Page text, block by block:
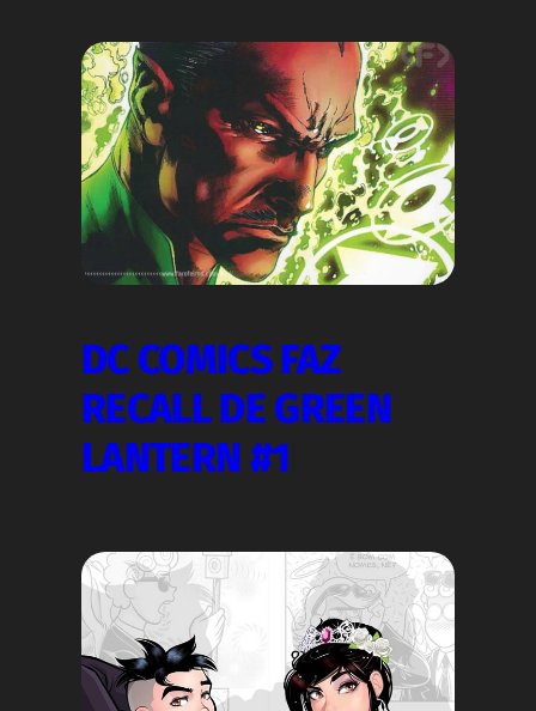
DC COMICS FAZ
RECALL DE GREEN
LANTERN #1